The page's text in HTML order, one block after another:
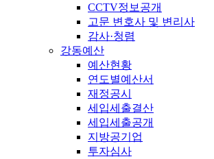
CCTV정보공개
고문 변호사 및 변리사
감사·청렴
강동예산
예산현황
연도별예산서
재정공시
세입세출결산
세입세출공개
지방공기업
투자심사